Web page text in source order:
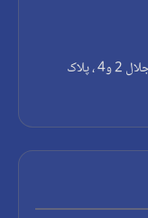
عنوان : مشهد، شارع جلال آل احمد، بين جلال 2 و4 ، پلاک